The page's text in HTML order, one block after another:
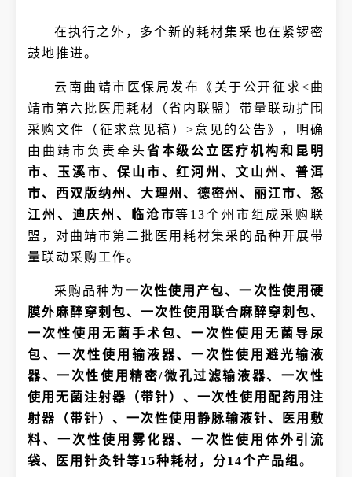
在执行之外，多个新的耗材集采也在紧锣密
鼓地推进。
云南曲靖市医保局发布《关于公开征求<曲
靖市第六批医用耗材（省内联盟）带量联动扩围
采购文件（征求意见稿）>意见的公告》，明确
由曲靖市负责牵头省本级公立医疗机构和昆明
市、玉溪市、保山市、红河州、文山州、普洱
市、西双版纳州、大理州、德密州、丽江市、怒
江州、迪庆州、临沧市等13个州市组成采购联
盟，对曲靖市第二批医用耗材集采的品种开展带
量联动采购工作。
采购品种为 一次性使用产包、一次性使用硬
膜外麻醉穿刺包、一次性使用联合麻醉穿刺包、
一次性使用无菌手术包、一次性使用无菌导尿
包、一次性使用输液器、一次性使用避光输液
器、一次性使用精密/微孔过滤输液器、一次性
使用无菌注射器（带针）、一次性使用配药用注
射器（带针）、一次性使用静脉输液针、医用敷
料、一次性使用雾化器、一次性使用体外引流
袋、医用针灸针等15种耗材，分14个产品组 。